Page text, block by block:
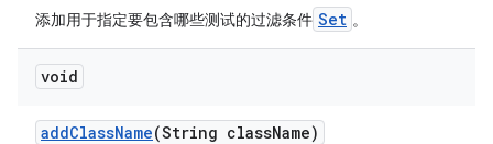
添加用于指定要包含哪些测试的过滤条件 Set 。
void
addClassName(String className)